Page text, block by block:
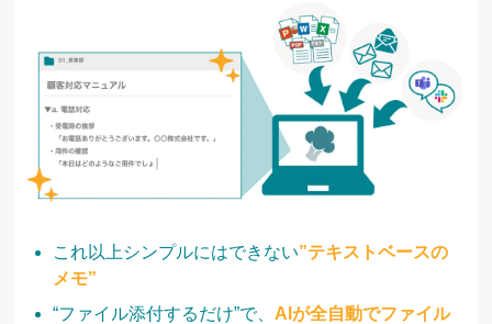
これ以上シンプルにはできない”テキストベースの
メモ”
“ファイル添付するだけ”で、 AIが全自動でファイル